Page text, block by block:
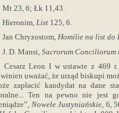
Mt 23, 6; Łk 11,43.
Hieronim, List 125, 6.
Jan Chryzostom, Homilie na list do
J. D. Mansi, Sacrorum Conciliorum
Cesarz Leon I w ustawie z 469
uważać, że urząd biskupi
zapłacić kandydat na dane
Ten na pewno nie jest
Nowele Justyniańskie, 6,